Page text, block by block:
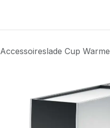
Accessoireslade Cup